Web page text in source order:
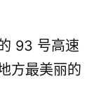
93 号高速
方最美丽的